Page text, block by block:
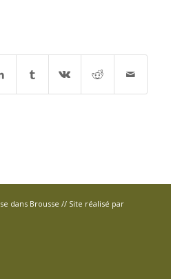
dans Brousse // Site réalisé par